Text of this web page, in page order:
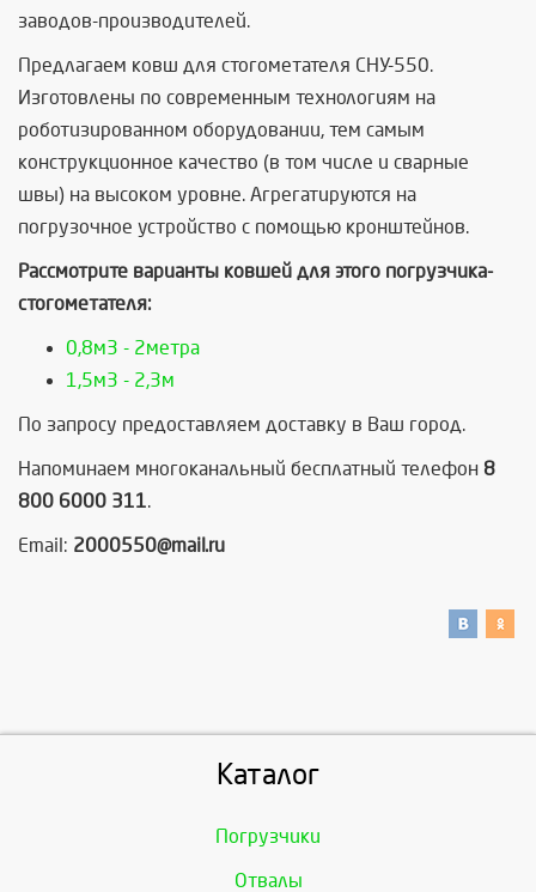
заводов-производителей.
Предлагаем ковш для стогометателя СНУ-550.
Изготовлены по современным технологиям на
роботизированном оборудовании, тем самым
конструкционное качество (в том числе и сварные
швы) на высоком уровне. Агрегатируются на
погрузочное устройство с помощью кронштейнов.
Рассмотрите варианты ковшей для этого погрузчика-
стогометателя:
0,8м3 - 2метра
1,5м3 - 2,3м
По запросу предоставляем доставку в Ваш город.
Напоминаем многоканальный бесплатный телефон 8
800 6000 311.
Email: 2000550@mail.ru
Каталог
Погрузчики
Отвалы